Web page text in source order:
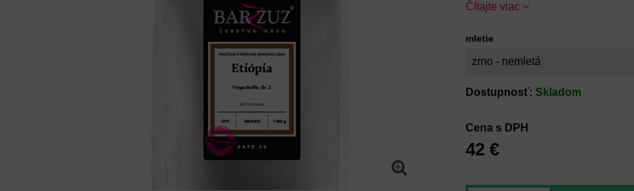
Čítajte viac
mletie
zrno - nemletá
Dostupnosť: Skladom
Cena s DPH
42 €